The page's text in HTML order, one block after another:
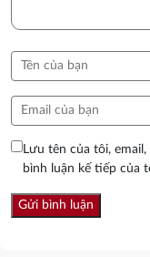
Lưu tên của tôi,
bình luận kế tiếp của